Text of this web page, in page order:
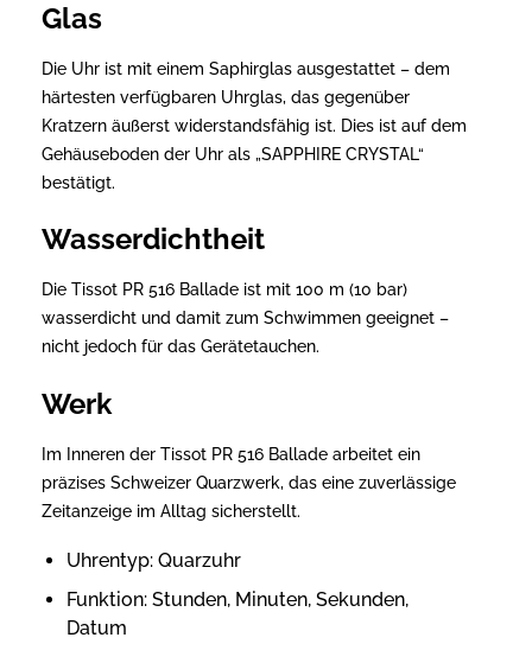
Glas
Die Uhr ist mit einem Saphirglas ausgestattet – dem
härtesten verfügbaren Uhrglas, das gegenüber
Kratzern äußerst widerstandsfähig ist. Dies ist auf dem
Gehäuseboden der Uhr als „SAPPHIRE CRYSTAL“
bestätigt.
Wasserdichtheit
Die Tissot PR 516 Ballade ist mit 100 m (10 bar)
wasserdicht und damit zum Schwimmen geeignet –
nicht jedoch für das Gerätetauchen.
Werk
Im Inneren der Tissot PR 516 Ballade arbeitet ein
präzises Schweizer Quarzwerk, das eine zuverlässige
Zeitanzeige im Alltag sicherstellt.
Uhrentyp: Quarzuhr
Funktion: Stunden, Minuten, Sekunden,
Datum